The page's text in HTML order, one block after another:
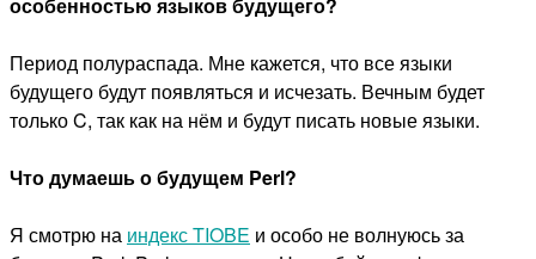
Период полураспада. Мне кажется, что все языки
будущего будут появляться и исчезать. Вечным будет
только C, так как на нём и будут писать новые языки.
Что думаешь о будущем Perl?
Я смотрю на индекс TIOBE и особо не волнуюсь за